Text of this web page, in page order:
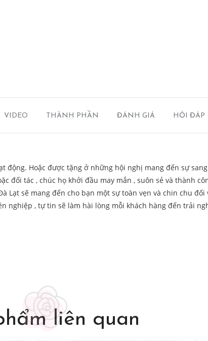
VIDEO THÀNH PHẦN ĐÁNH GIÁ HỎI ĐÁP
Hoặc được tặng ở những hội nghị mang đến sự
đối tác , chúc họ khởi đầu may mắn , suôn sẻ và thành
Lạt sẽ mang đến cho bạn một sự toàn vẹn và chin chu
nghiệp , tự tin sẽ làm hài lòng mỗi khách hàng đến trải
liên quan